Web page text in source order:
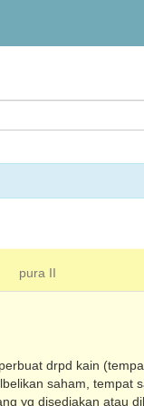
pura II
drpd kain
saham, tempat
yg disediakan atau